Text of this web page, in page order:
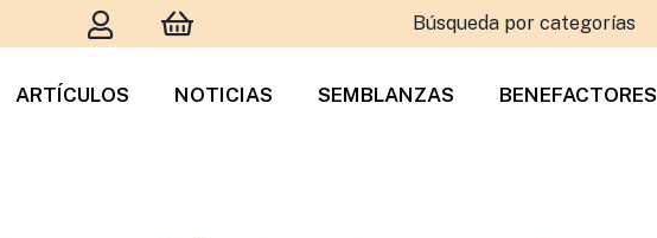
Búsqueda por categorías
ARTÍCULOS NOTICIAS SEMBLANZAS BENEFACTORES